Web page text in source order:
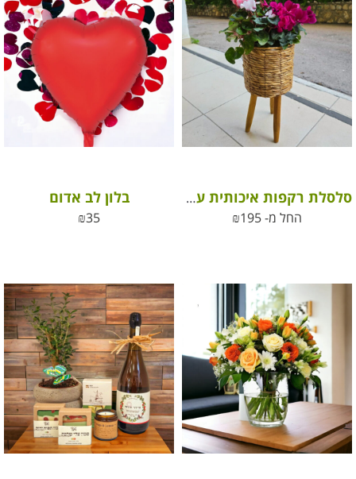
סלסלת רקפות איכותית על 3 רגליים מעץ
החל מ-
₪195
בלון לב אדום
₪35